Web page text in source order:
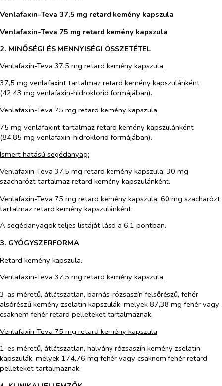
Venlafaxin-Teva 37,5 mg retard kemény kapszula
Venlafaxin-Teva 75 mg retard kemény kapszula
2. MINŐSÉGI ÉS MENNYISÉGI ÖSSZETÉTEL
Venlafaxin-Teva 37,5 mg retard kemény kapszula
37,5 mg venlafaxint tartalmaz retard kemény kapszulánként
(42,43 mg venlafaxin-hidroklorid formájában).
Venlafaxin-Teva 75 mg retard kemény kapszula
75 mg venlafaxint tartalmaz retard kemény kapszulánként
(84,85 mg venlafaxin-hidroklorid formájában).
Ismert hatású segédanyag:
Venlafaxin-Teva 37,5 mg retard kemény kapszula: 30 mg
szacharózt tartalmaz retard kemény kapszulánként.
Venlafaxin-Teva 75 mg retard kemény kapszula: 60 mg szacharózt
tartalmaz retard kemény kapszulánként.
A segédanyagok teljes listáját lásd a 6.1 pontban.
3. GYÓGYSZERFORMA
Retard kemény kapszula.
Venlafaxin-Teva 37,5 mg retard kemény kapszula
3-as méretű, átlátszatlan, barnás-rózsaszín felsőrészű, fehér
alsórészű kemény zselatin kapszulák, melyek 87,38 mg fehér vagy
csaknem fehér retard pelleteket tartalmaznak.
Venlafaxin-Teva 75 mg retard kemény kapszula
1-es méretű, átlátszatlan, halvány rózsaszín kemény zselatin
kapszulák, melyek 174,76 mg fehér vagy csaknem fehér retard
pelleteket tartalmaznak.